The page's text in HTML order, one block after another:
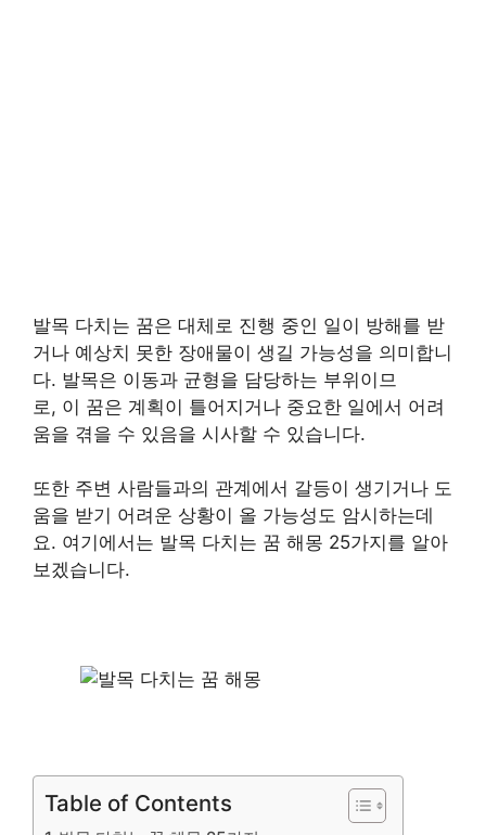
발목 다치는 꿈은 대체로 진행 중인 일이 방해를 받
거나 예상치 못한 장애물이 생길 가능성을 의미합니
다. 발목은 이동과 균형을 담당하는 부위이므
로, 이 꿈은 계획이 틀어지거나 중요한 일에서 어려
움을 겪을 수 있음을 시사할 수 있습니다.
또한 주변 사람들과의 관계에서 갈등이 생기거나 도
움을 받기 어려운 상황이 올 가능성도 암시하는데
요. 여기에서는 발목 다치는 꿈 해몽 25가지를 알아
보겠습니다.
Table of Contents